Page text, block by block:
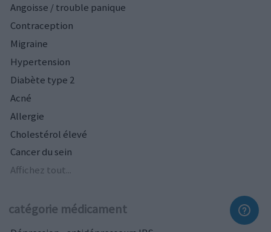
Angoisse / trouble panique
Contraception
Migraine
Hypertension
Diabète type 2
Acné
Allergie
Cholestérol élevé
Cancer du sein
Affichez tout...
catégorie médicament